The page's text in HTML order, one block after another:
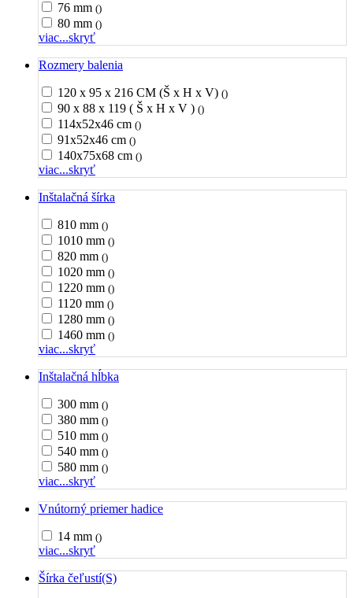
76 mm ()
80 mm ()
viac...skryť
Rozmery balenia
120 x 95 x 216 CM (Š x H x V) ()
90 x 88 x 119 ( Š x H x V ) ()
114x52x46 cm ()
91x52x46 cm ()
140x75x68 cm ()
viac...skryť
Inštalačná šírka
810 mm ()
1010 mm ()
820 mm ()
1020 mm ()
1220 mm ()
1120 mm ()
1280 mm ()
1460 mm ()
viac...skryť
Inštalačná hĺbka
300 mm ()
380 mm ()
510 mm ()
540 mm ()
580 mm ()
viac...skryť
Vnútorný priemer hadice
14 mm ()
viac...skryť
Šírka čeľustí(S)